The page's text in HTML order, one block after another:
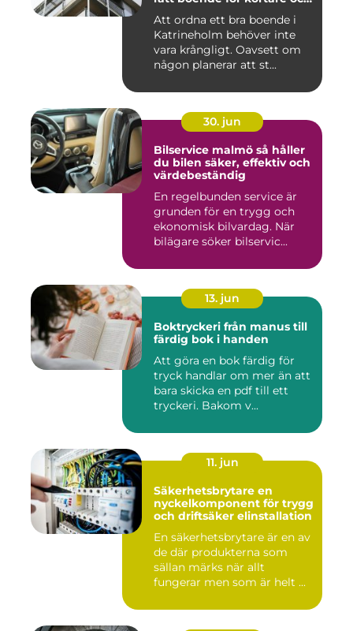
Att ordna ett bra boende i
Katrineholm behöver inte
vara krångligt. Oavsett om
någon planerar att st...
30. jun
Bilservice malmö så håller
du bilen säker, effektiv och
värdebeständig
En regelbunden service är
grunden för en trygg och
ekonomisk bilvardag. När
bilägare söker bilservic...
13. jun
Boktryckeri från manus till
färdig bok i handen
Att göra en bok färdig för
tryck handlar om mer än att
bara skicka en pdf till ett
tryckeri. Bakom v...
11. jun
Säkerhetsbrytare en
nyckelkomponent för trygg
och driftsäker elinstallation
En säkerhetsbrytare är en av
de där produkterna som
sällan märks när allt
fungerar men som är helt ...